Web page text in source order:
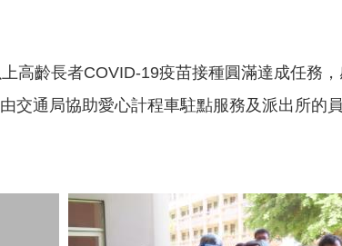
高齡長者COVID-19疫苗接種圓滿達成任務
通局協助愛心計程車駐點服務及派出所的